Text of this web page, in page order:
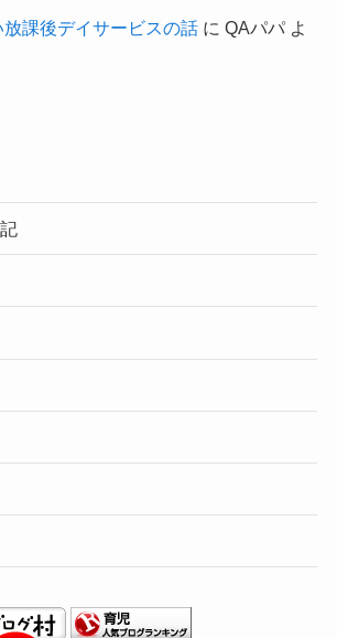
課後デイサービスの話に QAパパよ